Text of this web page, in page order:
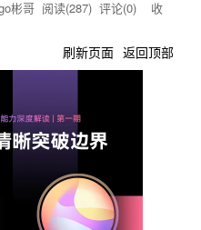
彬哥 阅读(287) 评论(0) 收
刷新页面 返回顶部